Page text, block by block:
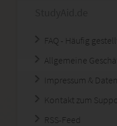
FAQ - Häufig
Allgemeine
Impressum &
Kontakt zum
RSS-Feed